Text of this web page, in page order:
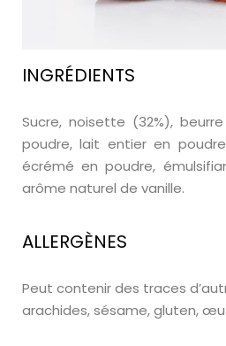
INGRÉDIENTS
Sucre, noisette (32%),
poudre, lait entier en
écrémé en poudre,
arôme naturel de vanille.
ALLERGÈNES
Peut contenir des traces
arachides, sésame, gluten,